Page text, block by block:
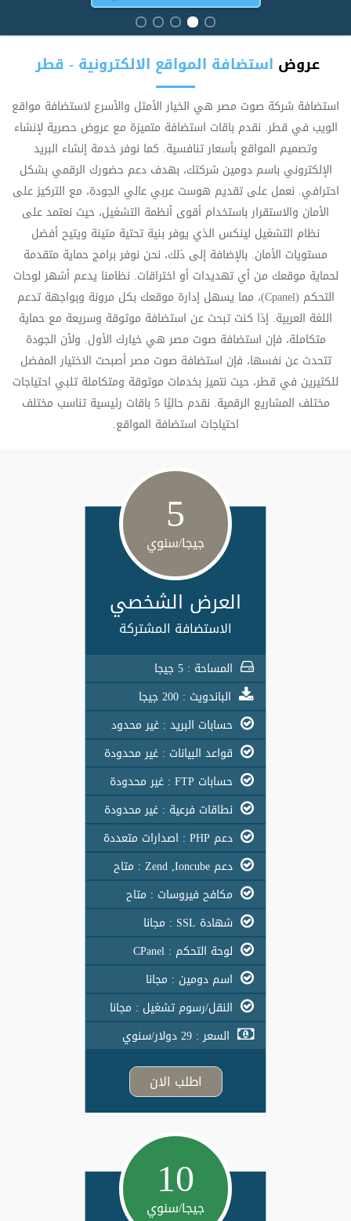
عروض استضافة المواقع الالكترونية - قطر
استضافة شركة صوت مصر هي الخيار الأمثل والأسرع لاستضافة مواقع
الويب في قطر. نقدم باقات استضافة متميزة مع عروض حصرية لإنشاء
وتصميم المواقع بأسعار تنافسية. كما نوفر خدمة إنشاء البريد
الإلكتروني باسم دومين شركتك، بهدف دعم حضورك الرقمي بشكل
احترافي. نعمل على تقديم هوست عربي عالي الجودة، مع التركيز على
الأمان والاستقرار باستخدام أقوى أنظمة التشغيل، حيث نعتمد على
نظام التشغيل لينكس الذي يوفر بنية تحتية متينة ويتيح أفضل
مستويات الأمان. بالإضافة إلى ذلك، نحن نوفر برامج حماية متقدمة
لحماية موقعك من أي تهديدات أو اختراقات. نظامنا يدعم أشهر لوحات
التحكم (Cpanel)، مما يسهل إدارة موقعك بكل مرونة وبواجهة تدعم
اللغة العربية. إذا كنت تبحث عن استضافة موثوقة وسريعة مع حماية
متكاملة، فإن استضافة صوت مصر هي خيارك الأول. ولأن الجودة
تتحدث عن نفسها، فإن استضافة صوت مصر أصبحت الاختيار المفضل
للكثيرين في قطر، حيث نتميز بخدمات موثوقة ومتكاملة تلبي احتياجات
مختلف المشاريع الرقمية. نقدم حاليًا 5 باقات رئيسية تناسب مختلف
احتياجات استضافة المواقع.
5
جيجا/سنوي
العرض الشخصي
الاستضافة المشتركة
المساحة : 5 جيجا
الباندويث : 200 جيجا
حسابات البريد : غير محدود
قواعد البيانات : غير محدودة
حسابات FTP : غير محدودة
نطاقات فرعية : غير محدودة
دعم PHP : اصدارات متعددة
دعم Zend ,Ioncube : متاح
مكافح فيروسات : متاح
شهادة SSL : مجانا
لوحة التحكم : CPanel
اسم دومين : مجانا
النقل/رسوم تشغيل : مجانا
السعر : 29 دولار/سنوي
اطلب الان
10
جيجا/سنوي